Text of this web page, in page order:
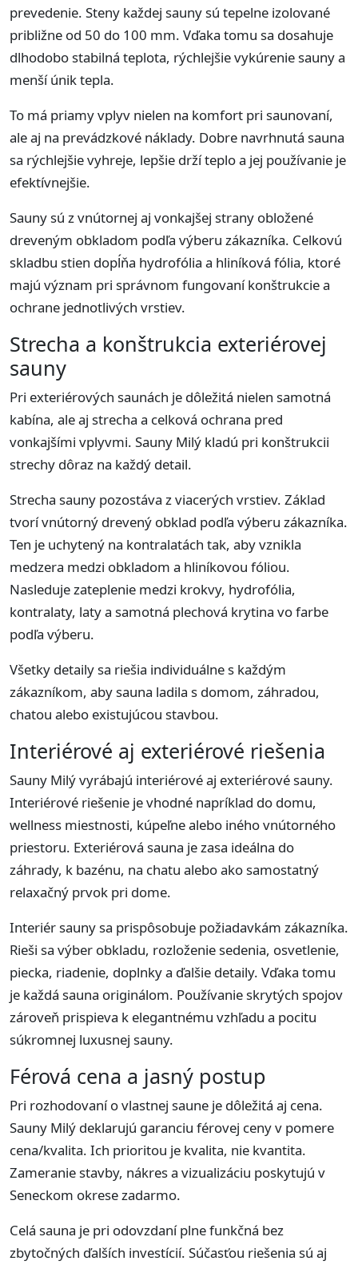
prevedenie. Steny každej sauny sú tepelne izolované
približne od 50 do 100 mm. Vďaka tomu sa dosahuje
dlhodobo stabilná teplota, rýchlejšie vykúrenie sauny a
menší únik tepla.
To má priamy vplyv nielen na komfort pri saunovaní,
ale aj na prevádzkové náklady. Dobre navrhnutá sauna
sa rýchlejšie vyhreje, lepšie drží teplo a jej používanie je
efektívnejšie.
Sauny sú z vnútornej aj vonkajšej strany obložené
dreveným obkladom podľa výberu zákazníka. Celkovú
skladbu stien dopĺňa hydrofólia a hliníková fólia, ktoré
majú význam pri správnom fungovaní konštrukcie a
ochrane jednotlivých vrstiev.
Strecha a konštrukcia exteriérovej
sauny
Pri exteriérových saunách je dôležitá nielen samotná
kabína, ale aj strecha a celková ochrana pred
vonkajšími vplyvmi. Sauny Milý kladú pri konštrukcii
strechy dôraz na každý detail.
Strecha sauny pozostáva z viacerých vrstiev. Základ
tvorí vnútorný drevený obklad podľa výberu zákazníka.
Ten je uchytený na kontralatách tak, aby vznikla
medzera medzi obkladom a hliníkovou fóliou.
Nasleduje zateplenie medzi krokvy, hydrofólia,
kontralaty, laty a samotná plechová krytina vo farbe
podľa výberu.
Všetky detaily sa riešia individuálne s každým
zákazníkom, aby sauna ladila s domom, záhradou,
chatou alebo existujúcou stavbou.
Interiérové aj exteriérové riešenia
Sauny Milý vyrábajú interiérové aj exteriérové sauny.
Interiérové riešenie je vhodné napríklad do domu,
wellness miestnosti, kúpeľne alebo iného vnútorného
priestoru. Exteriérová sauna je zasa ideálna do
záhrady, k bazénu, na chatu alebo ako samostatný
relaxačný prvok pri dome.
Interiér sauny sa prispôsobuje požiadavkám zákazníka.
Rieši sa výber obkladu, rozloženie sedenia, osvetlenie,
piecka, riadenie, doplnky a ďalšie detaily. Vďaka tomu
je každá sauna originálom. Používanie skrytých spojov
zároveň prispieva k elegantnému vzhľadu a pocitu
súkromnej luxusnej sauny.
Férová cena a jasný postup
Pri rozhodovaní o vlastnej saune je dôležitá aj cena.
Sauny Milý deklarujú garanciu férovej ceny v pomere
cena/kvalita. Ich prioritou je kvalita, nie kvantita.
Zameranie stavby, nákres a vizualizáciu poskytujú v
Seneckom okrese zadarmo.
Celá sauna je pri odovzdaní plne funkčná bez
zbytočných ďalších investícií. Súčasťou riešenia sú aj